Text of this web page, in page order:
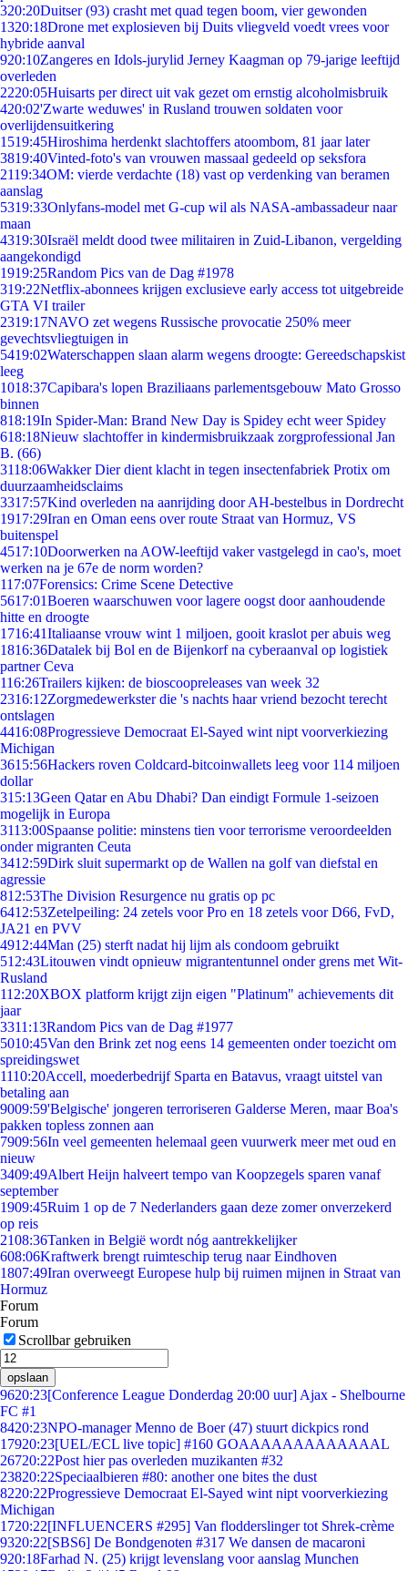
320:20Duitser (93) crasht met quad tegen boom, vier gewonden
1320:18Drone met explosieven bij Duits vliegveld voedt vrees voor
hybride aanval
920:10Zangeres en Idols-jurylid Jerney Kaagman op 79-jarige leeftijd
overleden
2220:05Huisarts per direct uit vak gezet om ernstig alcoholmisbruik
420:02'Zwarte weduwes' in Rusland trouwen soldaten voor
overlijdensuitkering
1519:45Hiroshima herdenkt slachtoffers atoombom, 81 jaar later
3819:40Vinted-foto's van vrouwen massaal gedeeld op seksfora
2119:34OM: vierde verdachte (18) vast op verdenking van beramen
aanslag
5319:33Onlyfans-model met G-cup wil als NASA-ambassadeur naar
maan
4319:30Israël meldt dood twee militairen in Zuid-Libanon, vergelding
aangekondigd
1919:25Random Pics van de Dag #1978
319:22Netflix-abonnees krijgen exclusieve early access tot uitgebreide
GTA VI trailer
2319:17NAVO zet wegens Russische provocatie 250% meer
gevechtsvliegtuigen in
5419:02Waterschappen slaan alarm wegens droogte: Gereedschapskist
leeg
1018:37Capibara's lopen Braziliaans parlementsgebouw Mato Grosso
binnen
818:19In Spider-Man: Brand New Day is Spidey echt weer Spidey
618:18Nieuw slachtoffer in kindermisbruikzaak zorgprofessional Jan
B. (66)
3118:06Wakker Dier dient klacht in tegen insectenfabriek Protix om
duurzaamheidsclaims
3317:57Kind overleden na aanrijding door AH-bestelbus in Dordrecht
1917:29Iran en Oman eens over route Straat van Hormuz, VS
buitenspel
4517:10Doorwerken na AOW-leeftijd vaker vastgelegd in cao's, moet
werken na je 67e de norm worden?
117:07Forensics: Crime Scene Detective
5617:01Boeren waarschuwen voor lagere oogst door aanhoudende
hitte en droogte
1716:41Italiaanse vrouw wint 1 miljoen, gooit kraslot per abuis weg
1816:36Datalek bij Bol en de Bijenkorf na cyberaanval op logistiek
partner Ceva
116:26Trailers kijken: de bioscoopreleases van week 32
2316:12Zorgmedewerkster die 's nachts haar vriend bezocht terecht
ontslagen
4416:08Progressieve Democraat El-Sayed wint nipt voorverkiezing
Michigan
3615:56Hackers roven Coldcard-bitcoinwallets leeg voor 114 miljoen
dollar
315:13Geen Qatar en Abu Dhabi? Dan eindigt Formule 1-seizoen
mogelijk in Europa
3113:00Spaanse politie: minstens tien voor terrorisme veroordeelden
onder migranten Ceuta
3412:59Dirk sluit supermarkt op de Wallen na golf van diefstal en
agressie
812:53The Division Resurgence nu gratis op pc
6412:53Zetelpeiling: 24 zetels voor Pro en 18 zetels voor D66, FvD,
JA21 en PVV
4912:44Man (25) sterft nadat hij lijm als condoom gebruikt
512:43Litouwen vindt opnieuw migrantentunnel onder grens met Wit-
Rusland
112:20XBOX platform krijgt zijn eigen "Platinum" achievements dit
jaar
3311:13Random Pics van de Dag #1977
5010:45Van den Brink zet nog eens 14 gemeenten onder toezicht om
spreidingswet
1110:20Accell, moederbedrijf Sparta en Batavus, vraagt uitstel van
betaling aan
9009:59'Belgische' jongeren terroriseren Galderse Meren, maar Boa's
pakken topless zonnen aan
7909:56In veel gemeenten helemaal geen vuurwerk meer met oud en
nieuw
3409:49Albert Heijn halveert tempo van Koopzegels sparen vanaf
september
1909:45Ruim 1 op de 7 Nederlanders gaan deze zomer onverzekerd
op reis
2108:36Tanken in België wordt nóg aantrekkelijker
608:06Kraftwerk brengt ruimteschip terug naar Eindhoven
1807:49Iran overweegt Europese hulp bij ruimen mijnen in Straat van
Hormuz
Forum
Forum
Scrollbar gebruiken
opslaan
9620:23[Conference League Donderdag 20:00 uur] Ajax - Shelbourne
FC #1
8420:23NPO-manager Menno de Boer (47) stuurt dickpics rond
17920:23[UEL/ECL live topic] #160 GOAAAAAAAAAAAAAL
26720:22Post hier pas overleden muzikanten #32
23820:22Speciaalbieren #80: another one bites the dust
8220:22Progressieve Democraat El-Sayed wint nipt voorverkiezing
Michigan
1720:22[INFLUENCERS #295] Van flodderslinger tot Shrek-crème
9320:22[SBS6] De Bondgenoten #317 We dansen de macaroni
920:18Farhad N. (25) krijgt levenslang voor aanslag Munchen